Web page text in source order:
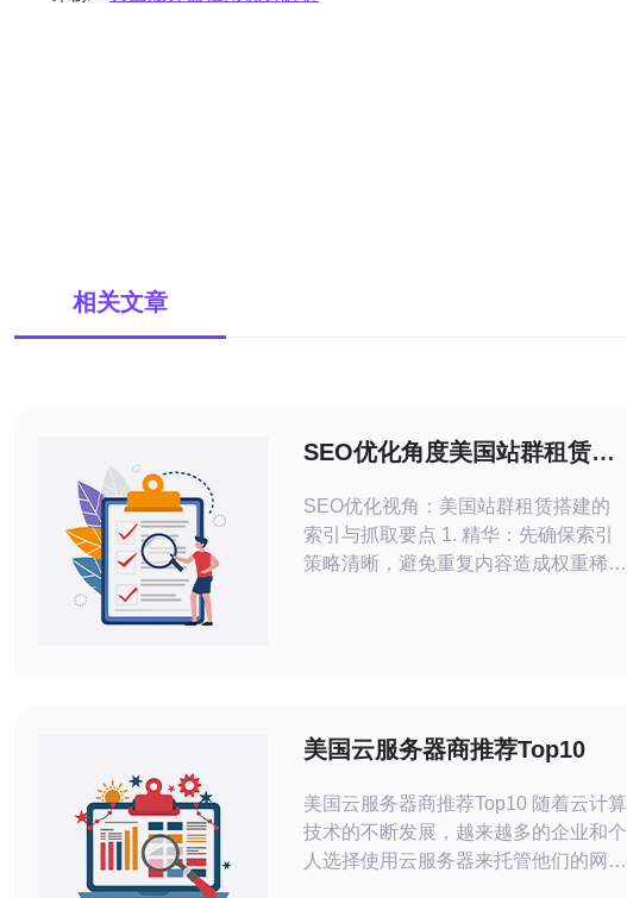
相关文章
SEO优化角度美国站群租赁搭
SEO优化视角：美国站群租赁搭建的
索引与抓取要点 1. 精华：先确保索引
策略清晰，避免重复内容造成权重稀
与索引放在首位。很多团队只关注外链
与流量，
美国云服务器商推荐Top10
美国云服务器商推荐Top10 随着云计算
技术的不断发展，越来越多的企业和个
人选择使用云服务器来托管他们的网